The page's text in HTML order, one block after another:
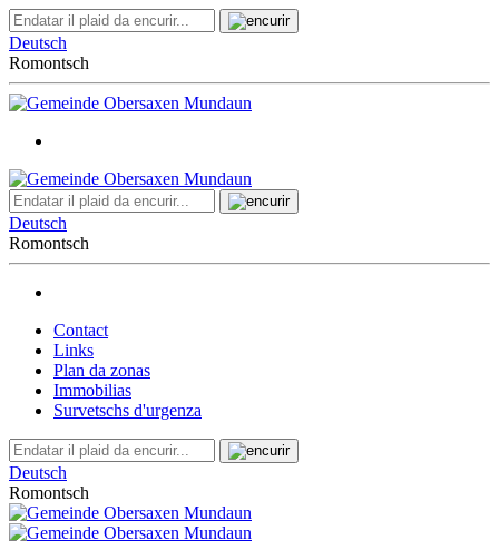
Deutsch
Romontsch
Deutsch
Romontsch
Contact
Links
Plan da zonas
Immobilias
Survetschs d'urgenza
Deutsch
Romontsch